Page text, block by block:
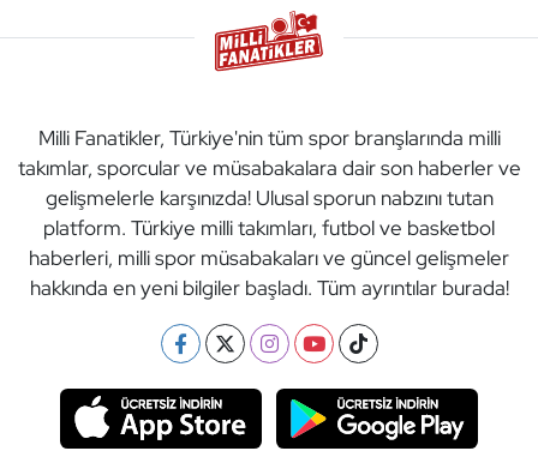
Milli Fanatikler, Türkiye'nin tüm spor branşlarında milli
takımlar, sporcular ve müsabakalara dair son haberler ve
gelişmelerle karşınızda! Ulusal sporun nabzını tutan
platform. Türkiye milli takımları, futbol ve basketbol
haberleri, milli spor müsabakaları ve güncel gelişmeler
hakkında en yeni bilgiler başladı. Tüm ayrıntılar burada!